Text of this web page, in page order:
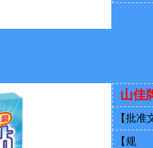
山佳
【批准
【规